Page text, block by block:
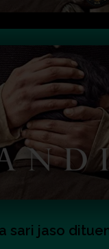
sari jaso